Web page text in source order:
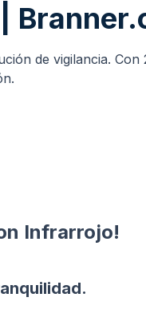
de vigilancia.
Infrarrojo!